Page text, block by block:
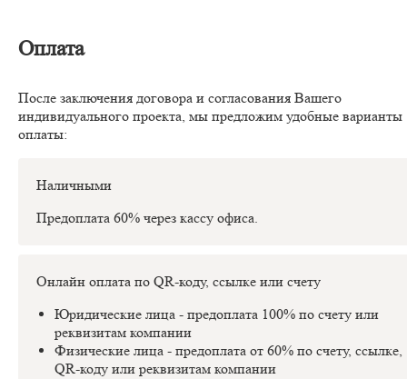
Оплата
После заключения договора и согласования Вашего
индивидуального проекта, мы предложим удобные варианты
оплаты:
Наличными
Предоплата 60% через кассу офиса.
Онлайн оплата по QR-коду, ссылке или счету
Юридические лица - предоплата 100% по счету или
реквизитам компании
Физические лица - предоплата от 60% по счету, ссылке,
QR-коду или реквизитам компании